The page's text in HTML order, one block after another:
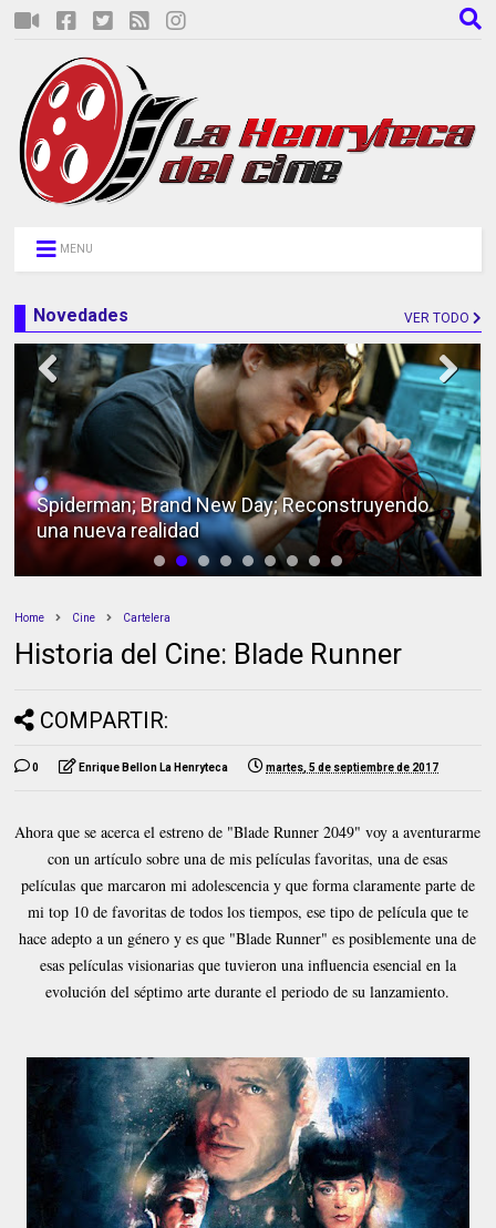
MENU
Novedades VER TODO
Spiderman; Brand New Day; Reconstruyendo
una nueva realidad
Home Cine Cartelera
Historia del Cine: Blade Runner
COMPARTIR:
0 Enrique Bellon La Henryteca martes, 5 de septiembre de 2017
Ahora que se acerca el estreno de "Blade Runner 2049" voy a aventurarme
con un artículo sobre una de mis películas favoritas, una de esas
películas que marcaron mi adolescencia y que forma claramente parte de
mi top 10 de favoritas de todos los tiempos, ese tipo de película que te
hace adepto a un género y es que "Blade Runner" es posiblemente una de
esas películas visionarias que tuvieron una influencia esencial en la
evolución del séptimo arte durante el periodo de su lanzamiento.